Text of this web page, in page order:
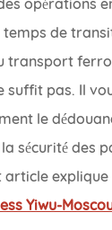
temps de
transport
suffit pas. Il
le
sécurité des
article
Yiwu-